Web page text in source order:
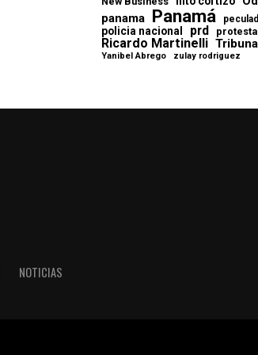
panama Panamá
policia nacional prd
Ricardo Martinelli
Yanibel Abrego zulay rodriguez
NOTICIAS